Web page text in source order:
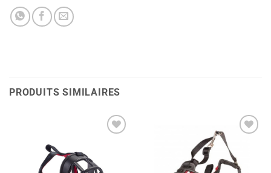
PRODUITS SIMILAIRES
souhaits
à la liste
souhaits